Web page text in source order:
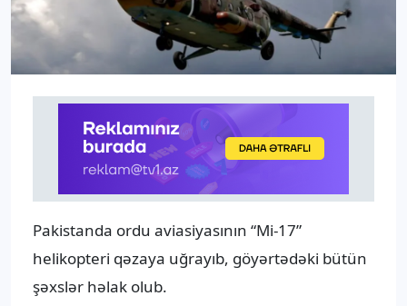
Pakistanda ordu aviasiyasının “Mi-17”
helikopteri qəzaya uğrayıb, göyərtədəki bütün
şəxslər həlak olub.